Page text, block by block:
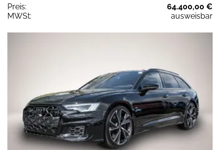
Preis:
64.400,00 €
MWSt:
ausweisbar